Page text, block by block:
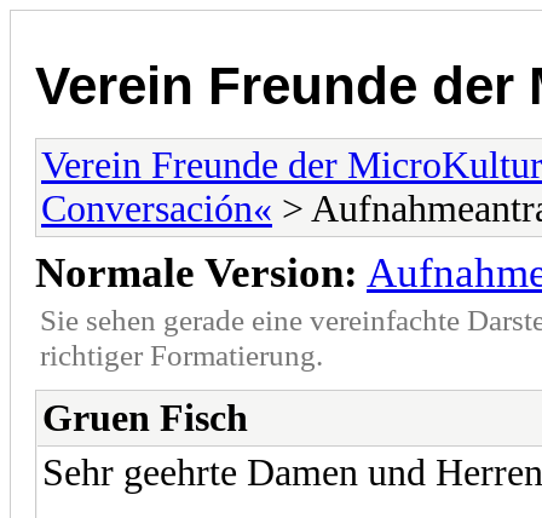
Verein Freunde der
Verein Freunde der
Conversación« >
Normale Version:
Sie sehen gerade eine vereinfachte
richtiger Formatierung.
Gruen Fisch
Sehr geehrte Damen und